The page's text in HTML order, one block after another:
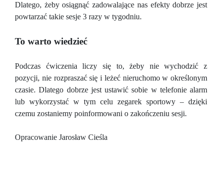
Dlatego, żeby osiągnąć zadowalające nas efekty dobrze jest
powtarzać takie sesje 3 razy w tygodniu.
To warto wiedzieć
Podczas ćwiczenia liczy się to, żeby nie wychodzić z
pozycji, nie rozpraszać się i leżeć nieruchomo w określonym
czasie. Dlatego dobrze jest ustawić sobie w telefonie alarm
lub wykorzystać w tym celu zegarek sportowy – dzięki
czemu zostaniemy poinformowani o zakończeniu sesji.
Opracowanie Jarosław Cieśla